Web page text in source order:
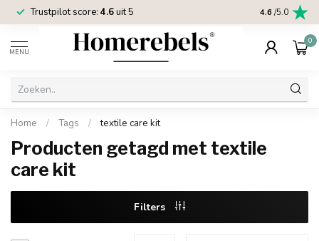
Trustpilot score: 4.6uit 5 2 jaar
4.6 /5.0
MENU
0
Home / Tags / textile care kit
Producten getagd met textile
care kit
Filters